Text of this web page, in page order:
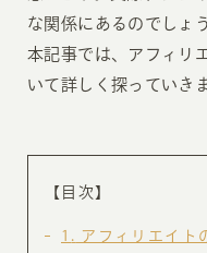
な関係にあるのでしょ
本記事では、アフィリ
いて詳しく探っていきま
【目次】
1 アフィリエイト